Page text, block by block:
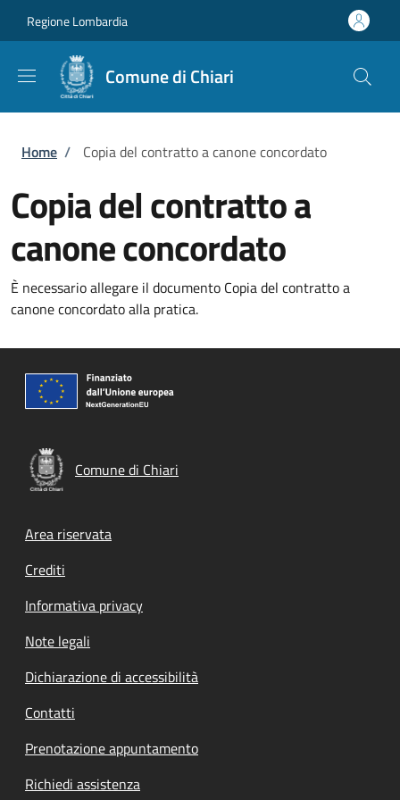
Regione Lombardia
Comune di Chiari
Briciole di pane
Home / Copia del contratto a canone concordato
Copia del contratto a
canone concordato
È necessario allegare il documento Copia del contratto a
canone concordato alla pratica.
Comune di Chiari
Footer menu
Area riservata
Crediti
Informativa privacy
Note legali
Dichiarazione di accessibilità
Contatti
Prenotazione appuntamento
Richiedi assistenza